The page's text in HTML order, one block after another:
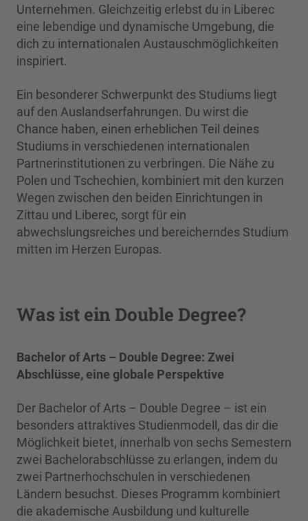
Unternehmen. Gleichzeitig erlebst du in Liberec
eine lebendige und dynamische Umgebung, die
dich zu internationalen Austauschmöglichkeiten
inspiriert.
Ein besonderer Schwerpunkt des Studiums liegt
auf den Auslandserfahrungen. Du wirst die
Chance haben, einen erheblichen Teil deines
Studiums in verschiedenen internationalen
Partnerinstitutionen zu verbringen. Die Nähe zu
Polen und Tschechien, kombiniert mit den kurzen
Wegen zwischen den beiden Einrichtungen in
Zittau und Liberec, sorgt für ein
abwechslungsreiches und bereicherndes Studium
mitten im Herzen Europas.
Was ist ein Double Degree?
Bachelor of Arts – Double Degree: Zwei
Abschlüsse, eine globale Perspektive
Der Bachelor of Arts – Double Degree – ist ein
besonders attraktives Studienmodell, das dir die
Möglichkeit bietet, innerhalb von sechs Semestern
zwei Bachelorabschlüsse zu erlangen, indem du
zwei Partnerhochschulen in verschiedenen
Ländern besuchst. Dieses Programm kombiniert
die akademische Ausbildung und kulturelle